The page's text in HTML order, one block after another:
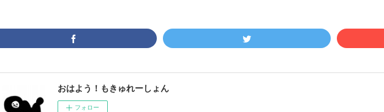
おはよう！もきゅれーしょん
フォロー